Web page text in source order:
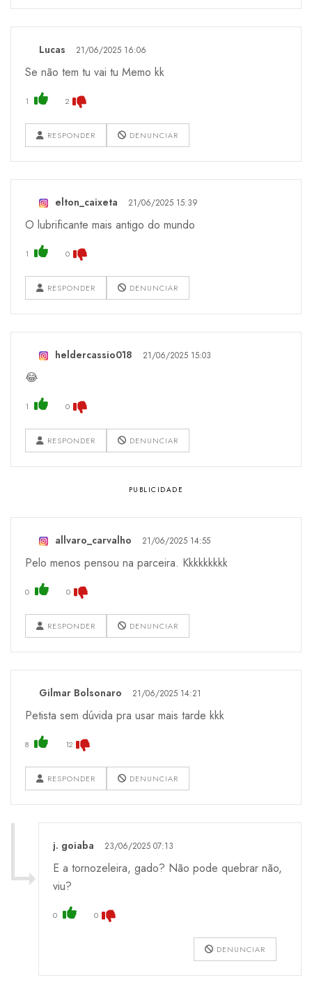
Lucas 21/06/2025 16:06
Se não tem tu vai tu Memo kk
1 2
RESPONDER DENUNCIAR
elton_caixeta 21/06/2025 15:39
O lubrificante mais antigo do mundo
1 0
RESPONDER DENUNCIAR
heldercassio018 21/06/2025 15:03
😂
1 0
RESPONDER DENUNCIAR
allvaro_carvalho 21/06/2025 14:55
Pelo menos pensou na parceira. Kkkkkkkkk
0 0
RESPONDER DENUNCIAR
Gilmar Bolsonaro 21/06/2025 14:21
Petista sem dúvida pra usar mais tarde kkk
8 12
RESPONDER DENUNCIAR
j. goiaba 23/06/2025 07:13
E a tornozeleira, gado? Não pode quebrar não,
viu?
0 0
DENUNCIAR